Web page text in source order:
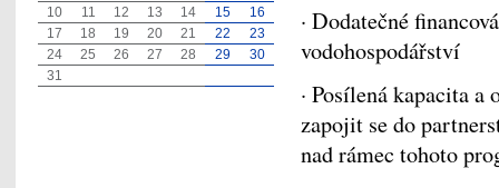
· Dodatečné
vodohospodářství
· Posílená kapacita
zapojit se do
nad rámec tohoto
10
11 12 13 14 15
16
17
18 19 20 21 22
23
24
25 26 27 28 29
30
31